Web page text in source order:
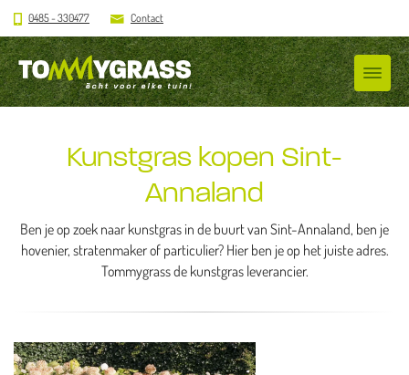
0485 - 330477 Contact
Kunstgras kopen Sint-
Annaland
Ben je op zoek naar kunstgras in de buurt van Sint-Annaland, ben je
hovenier, stratenmaker of particulier? Hier ben je op het juiste adres.
Tommygrass de kunstgras leverancier.